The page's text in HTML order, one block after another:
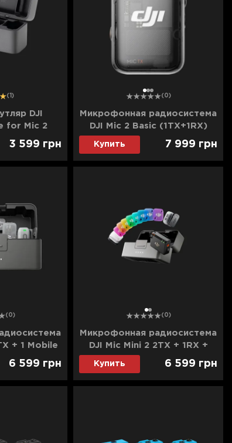
3 (1)
DJI
for Mic 2
3 599 грн
12 3 (0)
Микрофонная радиосистема
DJI Mic 2 Basic (1TX+1RX)
(CP.RN.00000327.01)
Купить 7 999 грн
3 (0)
+ 1 Mobile
Case
6 599 грн
1 (0)
Микрофонная радиосистема
DJI Mic Mini 2 2TX + 1RX +
Charging Case
Купить 6 599 грн